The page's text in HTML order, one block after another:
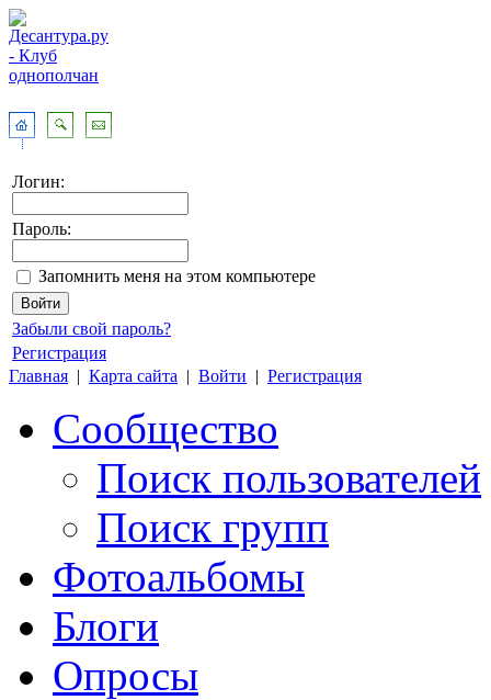
Логин:
Пароль:
Запомнить меня на этом компьютере
Забыли свой пароль?
Регистрация
Главная | Карта сайта | Войти | Регистрация
Сообщество
Поиск пользователей
Поиск групп
Фотоальбомы
Блоги
Опросы